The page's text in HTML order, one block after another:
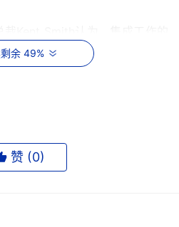
部署标准。这些标准包括用户所
储区域网所需要的技术标准??无
的软件层。
的一些投资并对其他项目进行
于任何技术来说，集成都是大势
余 49%
赞 (0)